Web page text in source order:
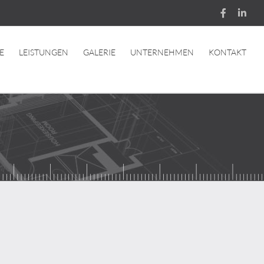
Facebook
LEISTUNGEN GALERIE UNTERNEHMEN KONTAKT